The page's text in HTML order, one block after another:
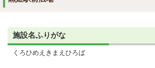
施設名ふりがな
くろひめえきまえひろば